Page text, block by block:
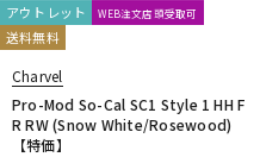
アウトレット WEB注文店頭受取可
送料無料
Charvel
Pro-Mod So-Cal SC1 Style 1 HH F
R RW (Snow White/Rosewood)
【特価】